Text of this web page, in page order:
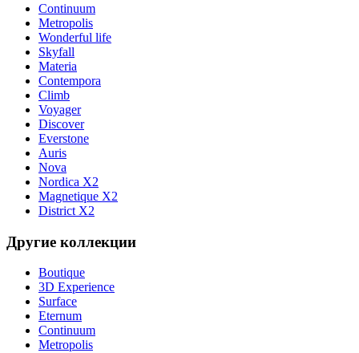
Continuum
Metropolis
Wonderful life
Skyfall
Materia
Contempora
Climb
Voyager
Discover
Everstone
Auris
Nova
Nordica X2
Magnetique X2
District X2
Другие коллекции
Boutique
3D Experience
Surface
Eternum
Continuum
Metropolis